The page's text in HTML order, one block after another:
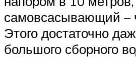
самовсасывающий –
Этого достаточно
большого сборного